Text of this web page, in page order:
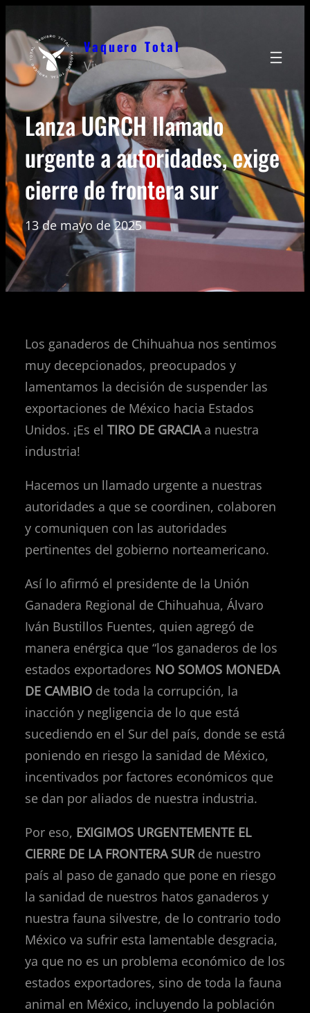
al
contenido
Vaquero Total
Vive Tu Estilo
Lanza UGRCH llamado
urgente a autoridades, exige
cierre de frontera sur
13 de mayo de 2025
Los ganaderos de Chihuahua nos sentimos
muy decepcionados, preocupados y
lamentamos la decisión de suspender las
exportaciones de México hacia Estados
Unidos. ¡Es el TIRO DE GRACIAa nuestra
industria!
Hacemos un llamado urgente a nuestras
autoridades a que se coordinen, colaboren
y comuniquen con las autoridades
pertinentes del gobierno norteamericano.
Así lo afirmó el presidente de la Unión
Ganadera Regional de Chihuahua, Álvaro
Iván Bustillos Fuentes, quien agregó de
manera enérgica que “los ganaderos de los
estados exportadores NO SOMOS MONEDA
DE CAMBIO de toda la corrupción, la
inacción y negligencia de lo que está
sucediendo en el Sur del país, donde se está
poniendo en riesgo la sanidad de México,
incentivados por factores económicos que
se dan por aliados de nuestra industria.
Por eso, EXIGIMOS URGENTEMENTE EL
CIERRE DE LA FRONTERA SURde nuestro
país al paso de ganado que pone en riesgo
la sanidad de nuestros hatos ganaderos y
nuestra fauna silvestre, de lo contrario todo
México va sufrir esta lamentable desgracia,
ya que no es un problema económico de los
estados exportadores, sino de toda la fauna
animal en México, incluyendo la población